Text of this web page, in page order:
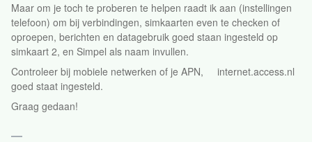
Maar om je toch te proberen te helpen raadt ik aan (instellingen
telefoon) om bij verbindingen, simkaarten even te checken of
oproepen, berichten en datagebruik goed staan ingesteld op
simkaart 2, en Simpel als naam invullen.
Controleer bij mobiele netwerken of je APN, internet.access.nl
goed staat ingesteld.
Graag gedaan!